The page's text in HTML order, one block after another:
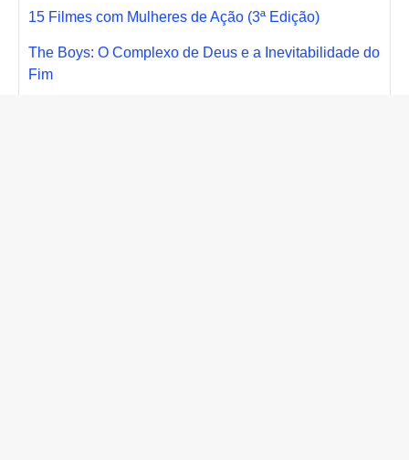
15 Filmes com Mulheres de Ação (3ª Edição)
The Boys: O Complexo de Deus e a Inevitabilidade do
Fim